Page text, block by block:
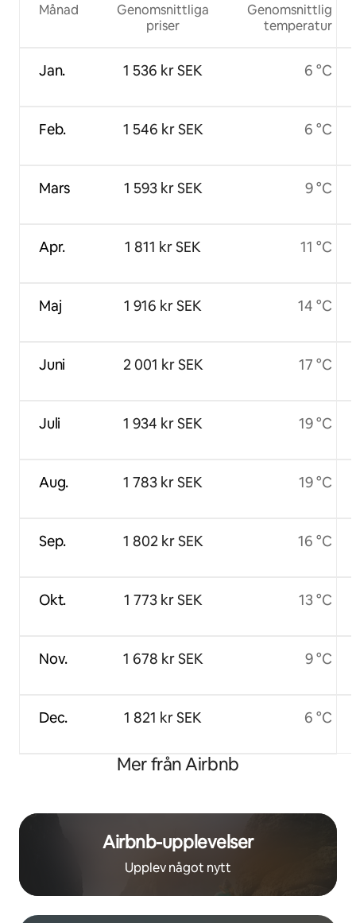
Månad
Jan.
Feb.
Mars
Apr.
Maj
Juni
Juli
Aug.
Sep.
Okt.
Nov.
Dec.
Genomsnittliga
priser
1 536 kr SEK
1 546 kr SEK
1 593 kr SEK
1 811 kr SEK
1 916 kr SEK
2 001 kr SEK
1 934 kr SEK
1 783 kr SEK
1 802 kr SEK
1 773 kr SEK
1 678 kr SEK
1 821 kr SEK
Genomsnittlig
temperatur
6 °C
6 °C
9 °C
11 °C
14 °C
17 °C
19 °C
19 °C
16 °C
13 °C
9 °C
6 °C
Mer från Airbnb
Airbnb-upplevelser
Upplev något nytt